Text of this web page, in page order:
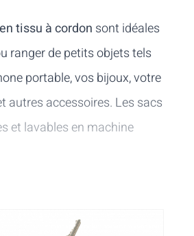
tissu à cordon sont idéales
ranger de petits objets tels
portable, vos bijoux, votre
autres accessoires. Les sacs
et lavables en machine